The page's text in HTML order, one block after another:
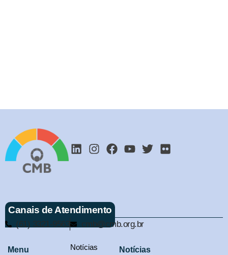
Canais de Atendimento
(61) 3321-9563 cmb@cmb.org.br
Menu
Notícias
Notícias